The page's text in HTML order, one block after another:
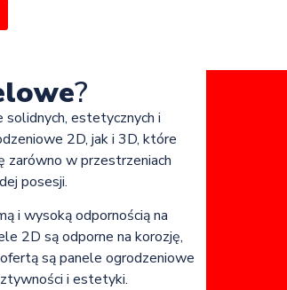
?
solidnych, estetycznych i
2D, jak i 3D, które
zarówno w przestrzeniach
posesji.
i wysoką odpornością na
2D są odporne na korozję,
są panele ogrodzeniowe
i estetyki.